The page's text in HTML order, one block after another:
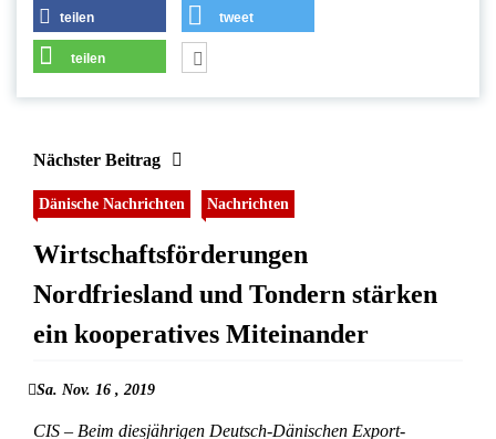
teilen tweet
teilen
Nächster Beitrag
Dänische Nachrichten Nachrichten
Wirtschaftsförderungen
Nordfriesland und Tondern stärken
ein kooperatives Miteinander
Sa. Nov. 16 , 2019
CIS – Beim diesjährigen Deutsch-Dänischen Export-